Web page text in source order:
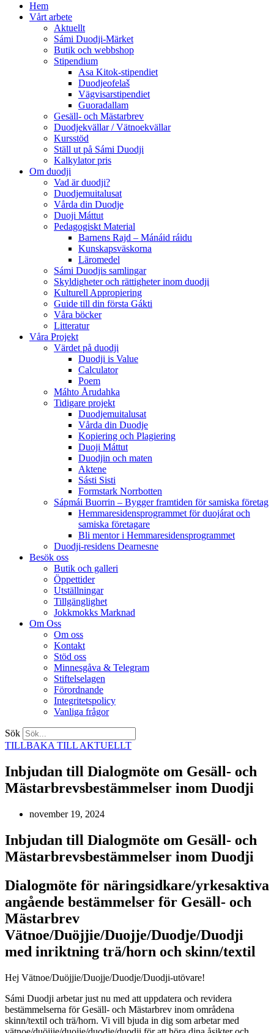
Hem
Vårt arbete
Aktuellt
Sámi Duodji-Märket
Butik och webbshop
Stipendium
Asa Kitok-stipendiet
Duodjeofelaš
Vägvisarstipendiet
Guoradallam
Gesäll- och Mästarbrev
Duodjekvällar / Vätnoekvällar
Kursstöd
Ställ ut på Sámi Duodji
Kalkylator pris
Om duodji
Vad är duodji?
Duodjemuitalusat
Vårda din Duodje
Duoji Máttut
Pedagogiskt Material
Barnens Rajd – Mánáid ráidu
Kunskapsväskorna
Läromedel
Sámi Duodjis samlingar
Skyldigheter och rättigheter inom duodji
Kulturell Appropiering
Guide till din första Gákti
Våra böcker
Litteratur
Våra Projekt
Värdet på duodji​
Duodji is Value
Calculator
Poem
Máhto Årudahka
Tidigare projekt
Duodjemuitalusat
Vårda din Duodje
Kopiering och Plagiering
Duoji Máttut
Duodjin och maten
Aktene
Sásti Sisti
Formstark Norrbotten
Sápmái Buorrin – Bygger framtiden för samiska företag
Hemmaresidensprogrammet för duojárat och
samiska företagare​
Bli mentor i Hemmaresidensprogrammet
Duodji-residens Dearnesne
Besök oss
Butik och galleri
Öppettider
Utställningar
Tillgänglighet
Jokkmokks Marknad
Om Oss
Om oss
Kontakt
Stöd oss
Minnesgåva & Telegram
Stiftelselagen
Förordnande
Integritetspolicy
Vanliga frågor
Sök
TILLBAKA TILL AKTUELLT
Inbjudan till Dialogmöte om Gesäll- och
Mästarbrevsbestämmelser inom Duodji
november 19, 2024
Inbjudan till Dialogmöte om Gesäll- och
Mästarbrevsbestämmelser inom Duodji
Dialogmöte för näringsidkare/yrkesaktiva
angående bestämmelser för Gesäll- och
Mästarbrev
Vätnoe/Duöjjie/Duojje/Duodje/Duodji
med inriktning trä/horn och skinn/textil
Hej Vätnoe/Duöjjie/Duojje/Duodje/Duodji-utövare!
Sámi Duodji arbetar just nu med att uppdatera och revidera
bestämmelserna för Gesäll- och Mästarbrev inom områdena
skinn/textil och trä/horn. Vi vill bjuda in dig som arbetar med